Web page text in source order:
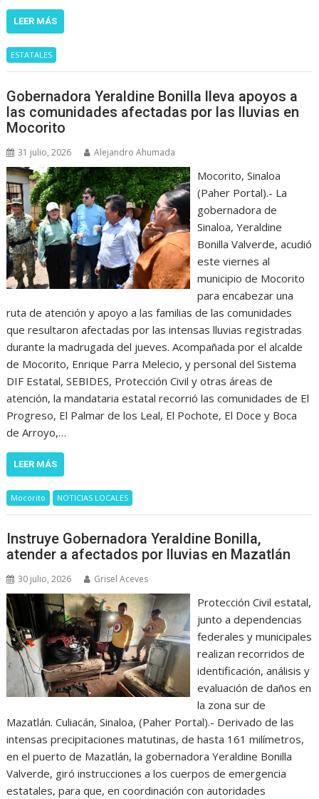
LEER MÁS
ESTATALES
Gobernadora Yeraldine Bonilla lleva apoyos a
las comunidades afectadas por las lluvias en
Mocorito
31 julio, 2026 Alejandro Ahumada
Mocorito, Sinaloa
(Paher Portal).- La
gobernadora de
Sinaloa, Yeraldine
Bonilla Valverde, acudió
este viernes al
municipio de Mocorito
para encabezar una
ruta de atención y apoyo a las familias de las comunidades
que resultaron afectadas por las intensas lluvias registradas
durante la madrugada del jueves. Acompañada por el alcalde
de Mocorito, Enrique Parra Melecio, y personal del Sistema
DIF Estatal, SEBIDES, Protección Civil y otras áreas de
atención, la mandataria estatal recorrió las comunidades de El
Progreso, El Palmar de los Leal, El Pochote, El Doce y Boca
de Arroyo,…
LEER MÁS
Mocorito NOTICIAS LOCALES
Instruye Gobernadora Yeraldine Bonilla,
atender a afectados por lluvias en Mazatlán
30 julio, 2026 Grisel Aceves
Protección Civil estatal,
junto a dependencias
federales y municipales
realizan recorridos de
identificación, análisis y
evaluación de daños en
la zona sur de
Mazatlán. Culiacán, Sinaloa, (Paher Portal).- Derivado de las
intensas precipitaciones matutinas, de hasta 161 milímetros,
en el puerto de Mazatlán, la gobernadora Yeraldine Bonilla
Valverde, giró instrucciones a los cuerpos de emergencia
estatales, para que, en coordinación con autoridades